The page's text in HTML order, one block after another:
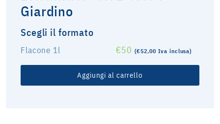
Giardino
Scegli il formato
Flacone 1l €50 (€52,00 Iva inclusa)
Aggiungi al carrello